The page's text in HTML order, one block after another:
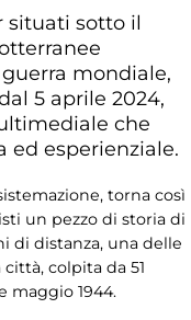
situati sotto il
mondiale,
5 aprile 2024,
che
ed esperienziale.
torna così
un pezzo di storia di
di distanza, una delle
colpita da 51
maggio 1944.